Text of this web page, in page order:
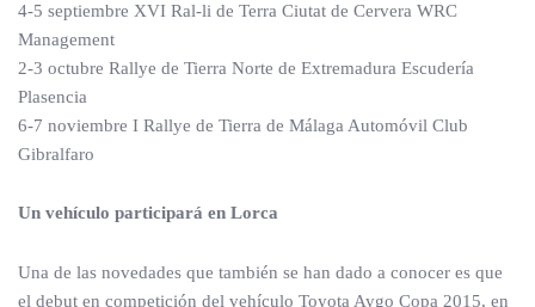
4-5 septiembre XVI Ral-li de Terra Ciutat de Cervera WRC
Management
2-3 octubre Rallye de Tierra Norte de Extremadura Escudería
Plasencia
6-7 noviembre I Rallye de Tierra de Málaga Automóvil Club
Gibralfaro
Un vehículo participará en Lorca
Una de las novedades que también se han dado a conocer es que
el debut en competición del vehículo Toyota Aygo Copa 2015, en